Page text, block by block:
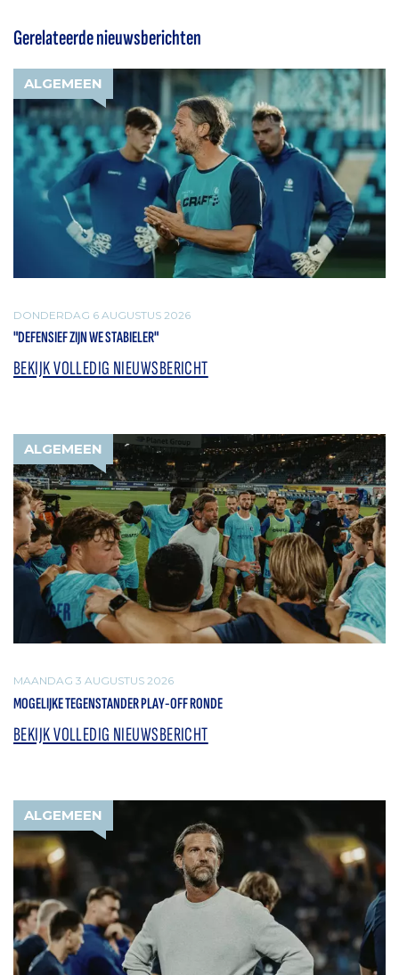
Gerelateerde nieuwsberichten
ALGEMEEN
DONDERDAG 6 AUGUSTUS 2026
"DEFENSIEF ZIJN WE STABIELER"
BEKIJK VOLLEDIG NIEUWSBERICHT
ALGEMEEN
MAANDAG 3 AUGUSTUS 2026
MOGELIJKE TEGENSTANDER PLAY-OFF RONDE
BEKIJK VOLLEDIG NIEUWSBERICHT
ALGEMEEN